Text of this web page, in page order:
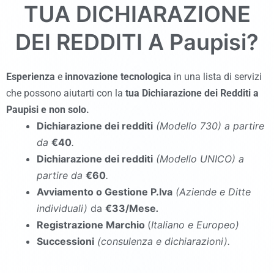
TUA DICHIARAZIONE
DEI REDDITI A Paupisi?
Esperienza e innovazione tecnologica in una lista di servizi
che possono aiutarti con la tua Dichiarazione dei Redditi a
Paupisi e non solo.
Dichiarazione dei redditi (Modello 730) a partire
da €40.
Dichiarazione dei redditi (Modello UNICO) a
partire da €60.
Avviamento o Gestione P.Iva (Aziende e Ditte
individuali) da €33/Mese.
Registrazione Marchio (Italiano e Europeo)
Successioni (consulenza e dichiarazioni).